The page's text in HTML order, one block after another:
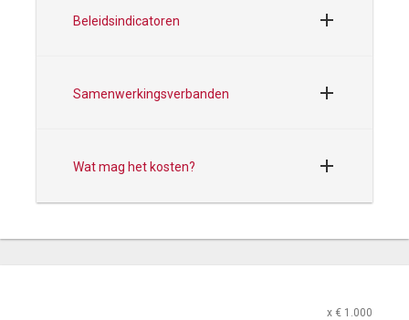
Beleidsindicatoren
Samenwerkingsverbanden
Wat mag het kosten?
x € 1.000